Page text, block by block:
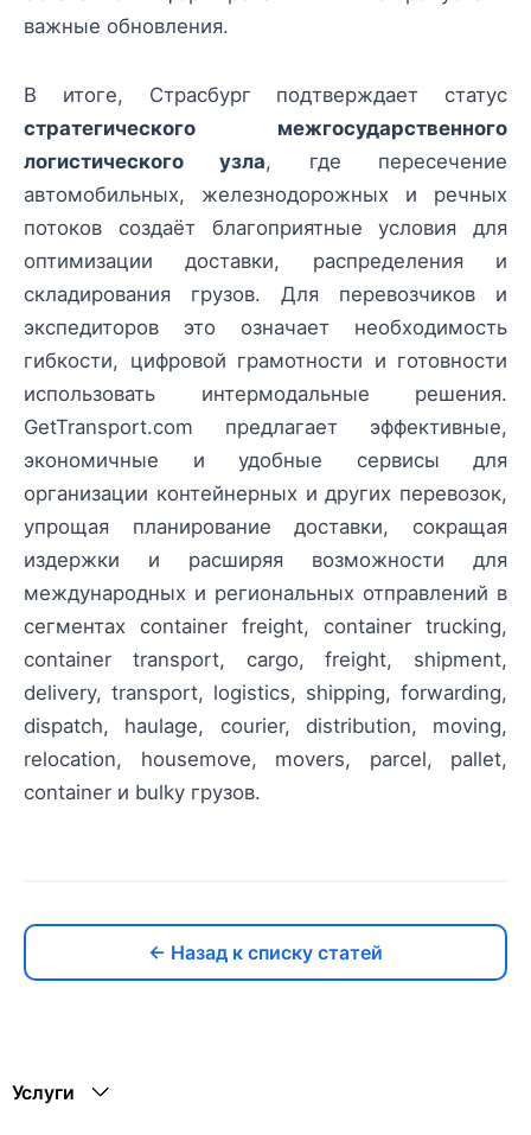
важные обновления.
В итоге, Страсбург подтверждает статус
стратегического межгосударственного
логистического узла, где пересечение
автомобильных, железнодорожных и речных
потоков создаёт благоприятные условия для
оптимизации доставки, распределения и
складирования грузов. Для перевозчиков и
экспедиторов это означает необходимость
гибкости, цифровой грамотности и готовности
использовать интермодальные решения.
GetTransport.com предлагает эффективные,
экономичные и удобные сервисы для
организации контейнерных и других перевозок,
упрощая планирование доставки, сокращая
издержки и расширяя возможности для
международных и региональных отправлений в
сегментах container freight, container trucking,
container transport, cargo, freight, shipment,
delivery, transport, logistics, shipping, forwarding,
dispatch, haulage, courier, distribution, moving,
relocation, housemove, movers, parcel, pallet,
container и bulky грузов.
← Назад к списку статей
Услуги